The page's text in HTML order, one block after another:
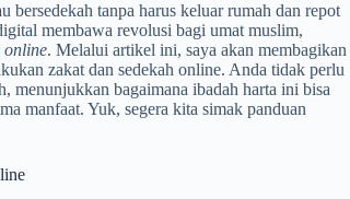
bersedekah tanpa harus keluar rumah dan repot
membawa revolusi bagi umat muslim,
online. Melalui artikel ini, saya akan membagikan
zakat dan sedekah online. Anda tidak perlu
menunjukkan bagaimana ibadah harta ini bisa
manfaat. Yuk, segera kita simak panduan